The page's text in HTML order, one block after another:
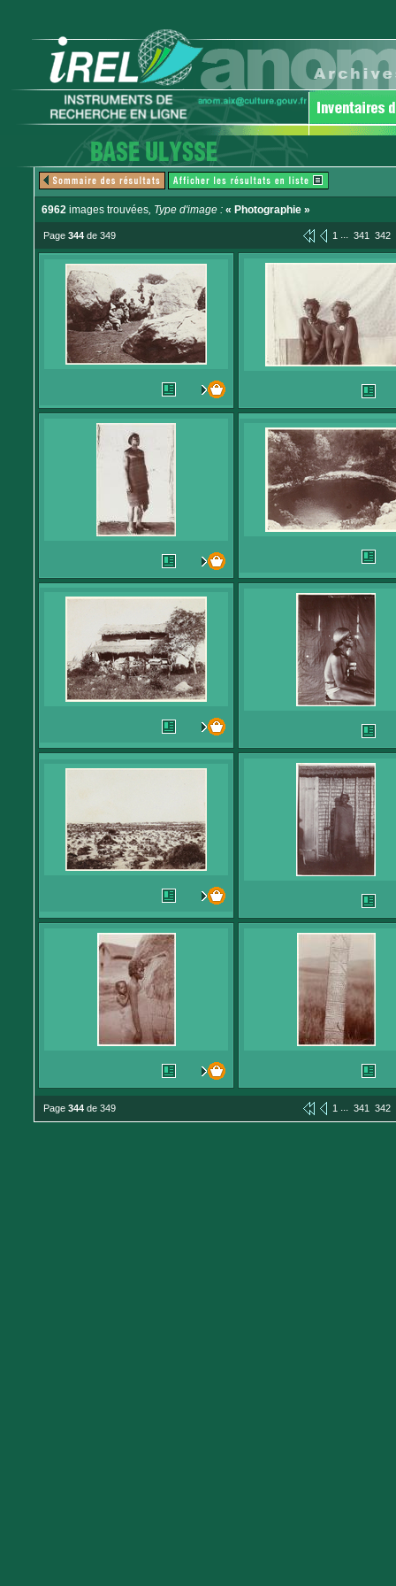
6962 images trouvées, Type d'image : « Photographie »
Page 344 de 349 1 ... 341 342
Page 344 de 349 1 ... 341 342